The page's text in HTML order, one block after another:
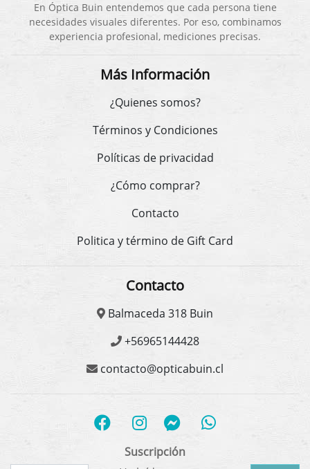
En Óptica Buin entendemos que cada persona tiene
necesidades visuales diferentes. Por eso, combinamos
experiencia profesional, mediciones precisas.
Más Información
¿Quienes somos?
Términos y Condiciones
Políticas de privacidad
¿Cómo comprar?
Contacto
Politica y término de Gift Card
Contacto
Balmaceda 318 Buin
+56965144428
contacto@opticabuin.cl
Suscripción